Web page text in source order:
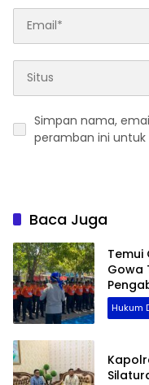
Simpan nama,
peramban ini
Baca Juga
Temui
Gowa
Hukum